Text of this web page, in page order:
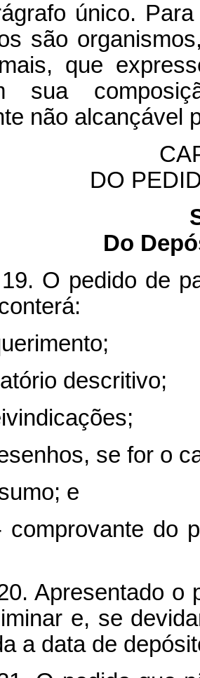
único.
são
que
sua
não alcançável
DO
Do
O pedido de
descritivo;
se for o
e
comprovante do
Apresentado o
e, se
a data de